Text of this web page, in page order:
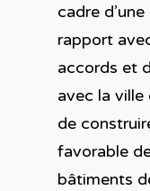
cadre
rapport
accords et
avec la ville
de
favorable
bâtiments